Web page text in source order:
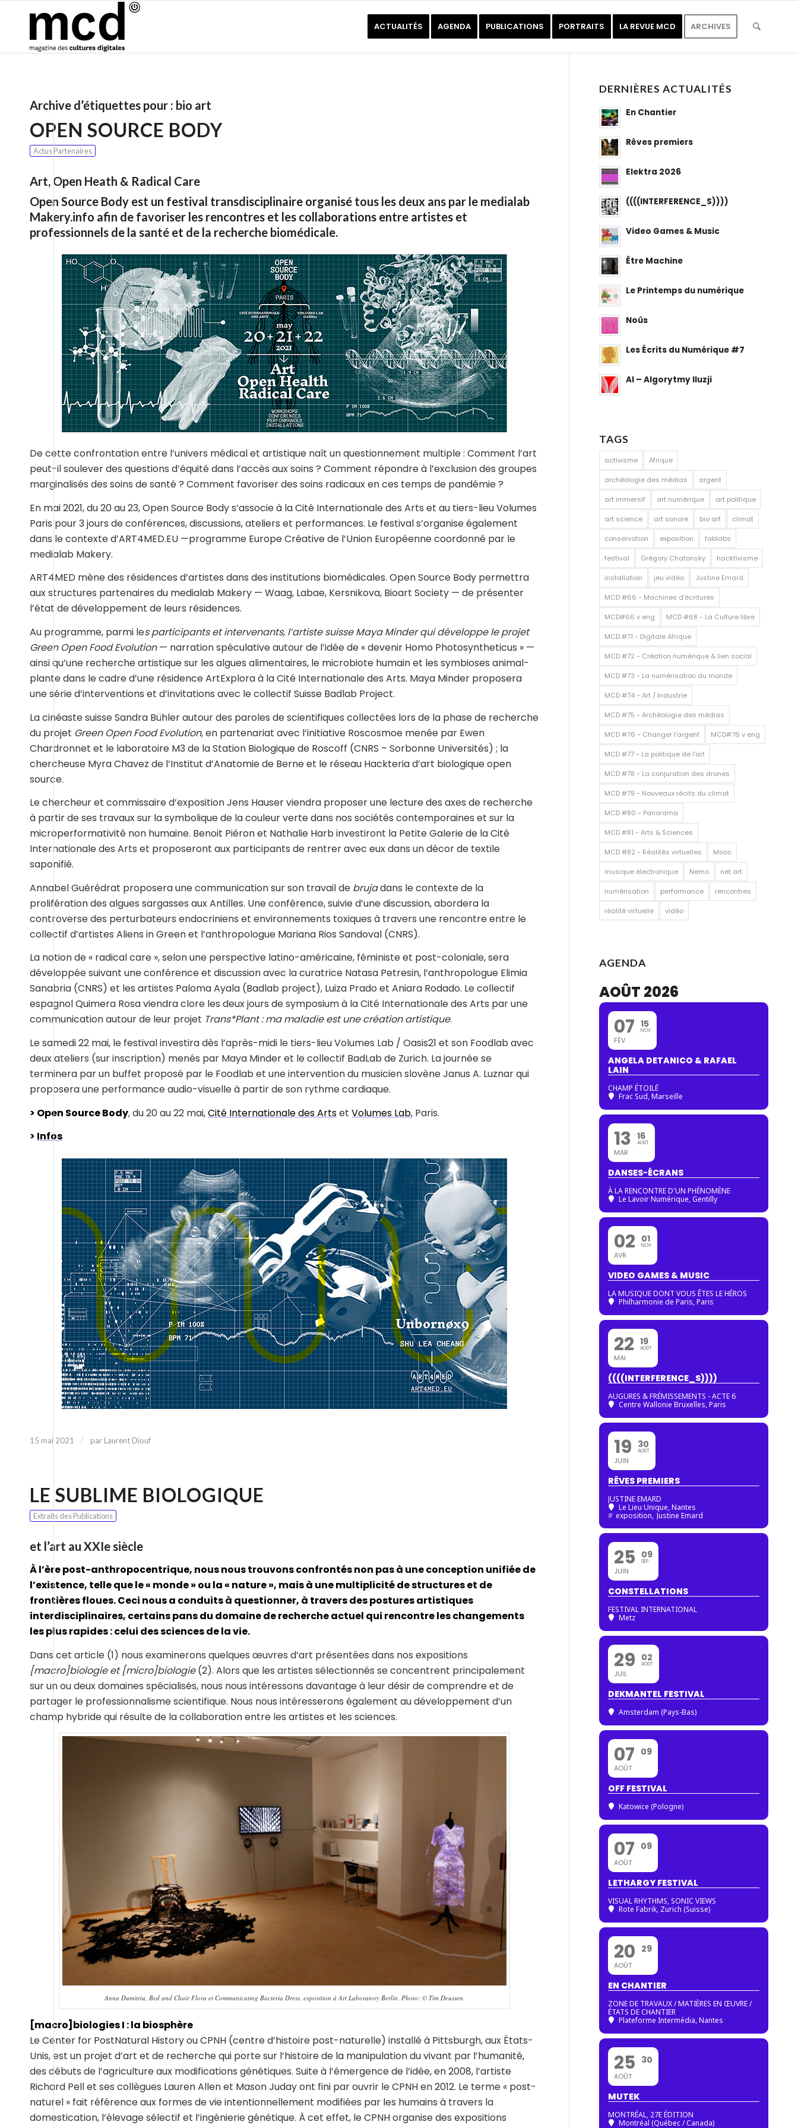
ACTUALITÉS AGENDA PUBLICATIONS PORTRAITS LA REVUE MCD ARCHIVES
Archive d’étiquettes pour : bio art
OPEN SOURCE BODY
Actus Partenaires
Art, Open Heath & Radical Care
Open Source Body est un festival transdisciplinaire organisé tous les deux ans par le medialab
Makery.info afin de favoriser les rencontres et les collaborations entre artistes et
professionnels de la santé et de la recherche biomédicale.
De cette confrontation entre l’univers médical et artistique naît un questionnement multiple : Comment l’art
peut-il soulever des questions d’équité dans l’accès aux soins ? Comment répondre à l’exclusion des groupes
marginalisés des soins de santé ? Comment favoriser des soins radicaux en ces temps de pandémie ?
En mai 2021, du 20 au 23, Open Source Body s’associe à la Cité Internationale des Arts et au tiers-lieu Volumes
Paris pour 3 jours de conférences, discussions, ateliers et performances. Le festival s’organise également
dans le contexte d’ART4MED.EU —programme Europe Créative de l’Union Européenne coordonné par le
medialab Makery.
ART4MED mène des résidences d’artistes dans des institutions biomédicales. Open Source Body permettra
aux structures partenaires du medialab Makery — Waag, Labae, Kersnikova, Bioart Society — de présenter
l’état de développement de leurs résidences.
Au programme, parmi les participants et intervenants, l’artiste suisse Maya Minder qui développe le projet
Green Open Food Evolution— narration spéculative autour de l’idée de « devenir Homo Photosyntheticus » —
ainsi qu’une recherche artistique sur les algues alimentaires, le microbiote humain et les symbioses animal-
plante dans le cadre d’une résidence ArtExplora à la Cité Internationale des Arts. Maya Minder proposera
une série d’interventions et d’invitations avec le collectif Suisse Badlab Project.
La cinéaste suisse Sandra Bühler autour des paroles de scientifiques collectées lors de la phase de recherche
du projet Green Open Food Evolution, en partenariat avec l’initiative Roscosmoe menée par Ewen
Chardronnet et le laboratoire M3 de la Station Biologique de Roscoff (CNRS – Sorbonne Universités) ; la
chercheuse Myra Chavez de l’Institut d’Anatomie de Berne et le réseau Hackteria d’art biologique open
source.
Le chercheur et commissaire d’exposition Jens Hauser viendra proposer une lecture des axes de recherche
à partir de ses travaux sur la symbolique de la couleur verte dans nos sociétés contemporaines et sur la
microperformativité non humaine. Benoit Piéron et Nathalie Harb investiront la Petite Galerie de la Cité
Internationale des Arts et proposeront aux participants de rentrer avec eux dans un décor de textile
saponifié.
Annabel Guérédrat proposera une communication sur son travail de brujadans le contexte de la
prolifération des algues sargasses aux Antilles. Une conférence, suivie d’une discussion, abordera la
controverse des perturbateurs endocriniens et environnements toxiques à travers une rencontre entre le
collectif d’artistes Aliens in Green et l’anthropologue Mariana Rios Sandoval (CNRS).
La notion de « radical care », selon une perspective latino-américaine, féministe et post-coloniale, sera
développée suivant une conférence et discussion avec la curatrice Natasa Petresin, l’anthropologue Elimia
Sanabria (CNRS) et les artistes Paloma Ayala (Badlab project), Luiza Prado et Aniara Rodado. Le collectif
espagnol Quimera Rosa viendra clore les deux jours de symposium à la Cité Internationale des Arts par une
communication autour de leur projet Trans*Plant : ma maladie est une création artistique.
Le samedi 22 mai, le festival investira dès l’après-midi le tiers-lieu Volumes Lab / Oasis21 et son Foodlab avec
deux ateliers (sur inscription) menés par Maya Minder et le collectif BadLab de Zurich. La journée se
terminera par un buffet proposé par le Foodlab et une intervention du musicien slovène Janus A. Luznar qui
proposera une performance audio-visuelle à partir de son rythme cardiaque.
> Open Source Body, du 20 au 22 mai,Cité Internationale des Artset Volumes Lab, Paris.
> Infos
15 mai 2021 / par Laurent Diouf
LE SUBLIME BIOLOGIQUE
Extraits des Publications
et l’art au XXIe siècle
À l’ère post-anthropocentrique, nous nous trouvons confrontés non pas à une conception unifiée de
l’existence, telle que le « monde » ou la « nature », mais à une multiplicité de structures et de
frontières floues. Ceci nous a conduits à questionner, à travers des postures artistiques
interdisciplinaires, certains pans du domaine de recherche actuel qui rencontre les changements
les plus rapides : celui des sciences de la vie.
Dans cet article (1) nous examinerons quelques œuvres d’art présentées dans nos expositions
[macro]biologie et [micro]biologie(2). Alors que les artistes sélectionnés se concentrent principalement
sur un ou deux domaines spécialisés, nous nous intéressons davantage à leur désir de comprendre et de
partager le professionnalisme scientifique. Nous nous intéresserons également au développement d’un
champ hybride qui résulte de la collaboration entre les artistes et les sciences.
Anna Dumitriu, Bed and Chair Flora et Communicating Bacteria Dress, exposition à Art Laboratory Berlin. Photo: © Tim Deussen.
[macro]biologies I : la biosphère
Le Center for PostNatural History ou CPNH (centre d’histoire post-naturelle) installé à Pittsburgh, aux États-
Unis, est un projet d’art et de recherche qui porte sur l’histoire de la manipulation du vivant par l’humanité,
des débuts de l’agriculture aux modifications génétiques. Suite à l’émergence de l’idée, en 2008, l’artiste
Richard Pell et ses collègues Lauren Allen et Mason Juday ont fini par ouvrir le CPNH en 2012. Le terme « post-
naturel » fait référence aux formes de vie intentionnellement modifiées par les humains à travers la
domestication, l’élevage sélectif et l’ingénierie génétique. À cet effet, le CPNH organise des expositions
DERNIÈRES ACTUALITÉS
En Chantier
Rêves premiers
Elektra 2026
((((INTERFERENCE_S))))
Video Games & Music
Être Machine
Le Printemps du numérique
Noûs
Les Écrits du Numérique #7
AI – Algorytmy Iluzji
TAGS
activisme Afrique
archéologie des médias argent
art immersif art numérique art politique
art science art sonore bio art climat
conservation exposition fablabs
festival Grégory Chatonsky hacktivisme
installation jeu vidéo Justine Emard
MCD #66 - Machines d'écritures
MCD#66 v eng MCD #68 - La Culture libre
MCD #71 - Digitale Afrique
MCD #72 - Création numérique & lien social
MCD #73 - La numérisation du monde
MCD #74 - Art / Industrie
MCD #75 - Archéologie des médias
MCD #76 - Changer l'argent MCD#76 v eng
MCD #77 - La politique de l'art
MCD #78 - La conjuration des drones
MCD #79 - Nouveaux récits du climat
MCD #80 - Panorama
MCD #81 - Arts & Sciences
MCD #82 - Réalités virtuelles Mooc
musique électronique Nemo net art
numérisation performance rencontres
réalité virtuelle vidéo
AGENDA
AOÛT 2026
07
FÉV
15
NOV
ANGELA DETANICO & RAFAEL
LAIN
CHAMP ÉTOILÉ
Frac Sud, Marseille
13
MAR
16
AOÛT
DANSES-ÉCRANS
À LA RENCONTRE D'UN PHÉNOMÈNE
Le Lavoir Numérique, Gentilly
02
AVR
01
NOV
VIDEO GAMES & MUSIC
LA MUSIQUE DONT VOUS ÊTES LE HÉROS
Philharmonie de Paris, Paris
22
MAI
19
AOÛT
((((INTERFERENCE_S))))
AUGURES & FRÉMISSEMENTS - ACTE 6
Centre Wallonie Bruxelles, Paris
19
JUIN
30
AOÛT
RÊVES PREMIERS
JUSTINE EMARD
Le Lieu Unique, Nantes
# exposition, Justine Emard
25
JUIN
09
SEP
CONSTELLATIONS
FESTIVAL INTERNATIONAL
Metz
29
JUIL
02
AOÛT
DEKMANTEL FESTIVAL
Amsterdam (Pays-Bas)
07
AOÛT
09
OFF FESTIVAL
Katowice (Pologne)
07
AOÛT
09
LETHARGY FESTIVAL
VISUAL RHYTHMS, SONIC VIEWS
Rote Fabrik, Zurich (Suisse)
20
AOÛT
29
EN CHANTIER
ZONE DE TRAVAUX / MATIÈRES EN ŒUVRE /
ÉTATS DE CHANTIER
Plateforme Intermédia, Nantes
25
AOÛT
30
MUTEK
MONTRÉAL, 27E ÉDITION
Montréal (Québec / Canada)